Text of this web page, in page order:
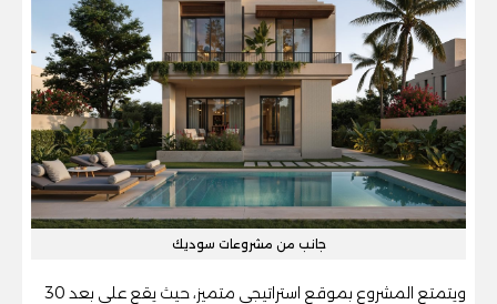
جانب من مشروعات سوديك
ويتمتع المشروع بموقع استراتيجي متميز، حيث يقع على بعد 30